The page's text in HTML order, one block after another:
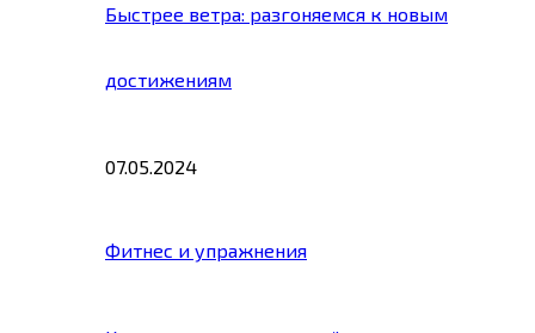
Быстрее ветра: разгоняемся к новым
достижениям
07.05.2024
Фитнес и упражнения